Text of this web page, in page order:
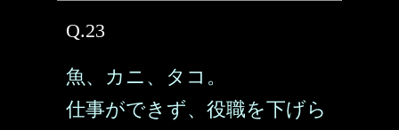
Q.23
魚、カニ、タコ。
仕事ができず、役職を下げら